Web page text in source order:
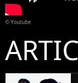
© Youtube